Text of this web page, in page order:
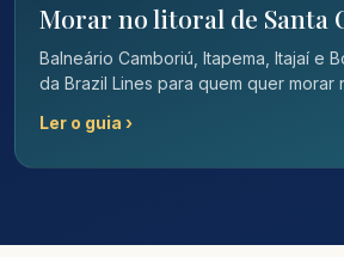
Morar no litoral de Santa
Balneário Camboriú, Itapema, Itajaí e
da Brazil Lines para quem quer morar
Ler o guia ›